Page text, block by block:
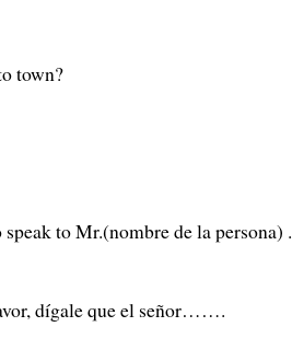
town?
to Mr.(nombre de la persona) .
dígale que el señor…….